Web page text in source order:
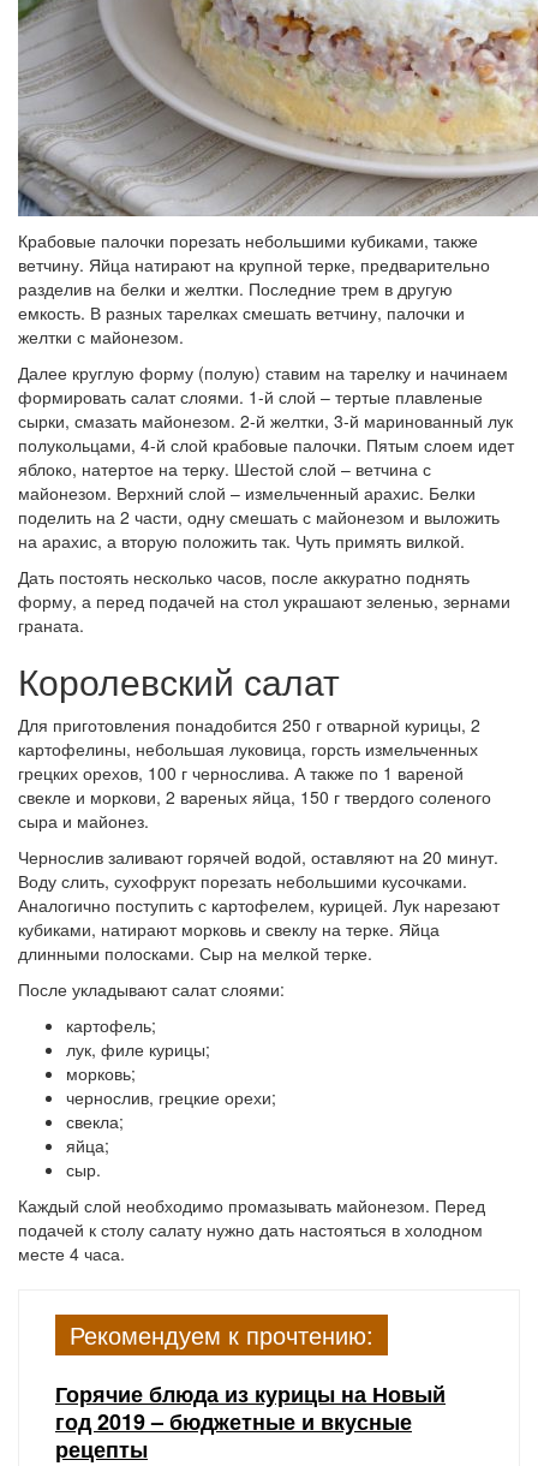
Крабовые палочки порезать небольшими кубиками, также
ветчину. Яйца натирают на крупной терке, предварительно
разделив на белки и желтки. Последние трем в другую
емкость. В разных тарелках смешать ветчину, палочки и
желтки с майонезом.
Далее круглую форму (полую) ставим на тарелку и начинаем
формировать салат слоями. 1-й слой – тертые плавленые
сырки, смазать майонезом. 2-й желтки, 3-й маринованный лук
полукольцами, 4-й слой крабовые палочки. Пятым слоем идет
яблоко, натертое на терку. Шестой слой – ветчина с
майонезом. Верхний слой – измельченный арахис. Белки
поделить на 2 части, одну смешать с майонезом и выложить
на арахис, а вторую положить так. Чуть примять вилкой.
Дать постоять несколько часов, после аккуратно поднять
форму, а перед подачей на стол украшают зеленью, зернами
граната.
Королевский салат
Для приготовления понадобится 250 г отварной курицы, 2
картофелины, небольшая луковица, горсть измельченных
грецких орехов, 100 г чернослива. А также по 1 вареной
свекле и моркови, 2 вареных яйца, 150 г твердого соленого
сыра и майонез.
Чернослив заливают горячей водой, оставляют на 20 минут.
Воду слить, сухофрукт порезать небольшими кусочками.
Аналогично поступить с картофелем, курицей. Лук нарезают
кубиками, натирают морковь и свеклу на терке. Яйца
длинными полосками. Сыр на мелкой терке.
После укладывают салат слоями:
картофель;
лук, филе курицы;
морковь;
чернослив, грецкие орехи;
свекла;
яйца;
сыр.
Каждый слой необходимо промазывать майонезом. Перед
подачей к столу салату нужно дать настояться в холодном
месте 4 часа.
Рекомендуем к прочтению:
Горячие блюда из курицы на Новый
год 2019 – бюджетные и вкусные
рецепты